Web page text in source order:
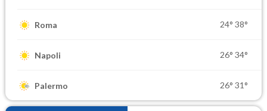
Roma 24° 38°
Napoli 26° 34°
Palermo 26° 31°